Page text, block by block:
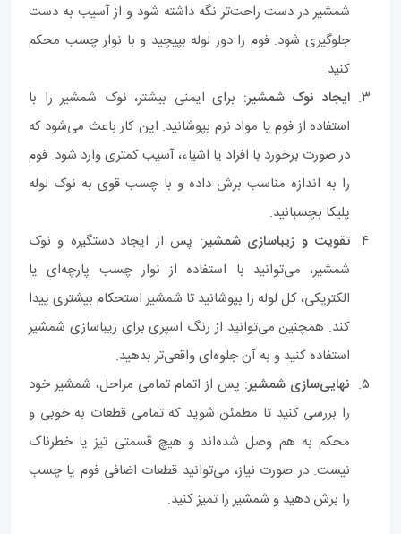
شمشیر در دست راحت‌تر نگه داشته شود و از آسیب به دست
جلوگیری شود. فوم را دور لوله بپیچید و با نوار چسب محکم
کنید.
ایجاد نوک شمشیر: برای ایمنی بیشتر، نوک شمشیر را با
استفاده از فوم یا مواد نرم بپوشانید. این کار باعث می‌شود که
در صورت برخورد با افراد یا اشیاء، آسیب کمتری وارد شود. فوم
را به اندازه مناسب برش داده و با چسب قوی به نوک لوله
پلیکا بچسبانید.
تقویت و زیباسازی شمشیر: پس از ایجاد دستگیره و نوک
شمشیر، می‌توانید با استفاده از نوار چسب پارچه‌ای یا
الکتریکی، کل لوله را بپوشانید تا شمشیر استحکام بیشتری پیدا
کند. همچنین می‌توانید از رنگ اسپری برای زیباسازی شمشیر
استفاده کنید و به آن جلوه‌ای واقعی‌تر بدهید.
نهایی‌سازی شمشیر: پس از اتمام تمامی مراحل، شمشیر خود
را بررسی کنید تا مطمئن شوید که تمامی قطعات به خوبی و
محکم به هم وصل شده‌اند و هیچ قسمتی تیز یا خطرناک
نیست. در صورت نیاز، می‌توانید قطعات اضافی فوم یا چسب
را برش دهید و شمشیر را تمیز کنید.